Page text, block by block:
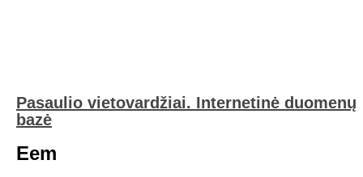
Pasaulio vietovardžiai. Internetinė duomenų
bazė
Eem